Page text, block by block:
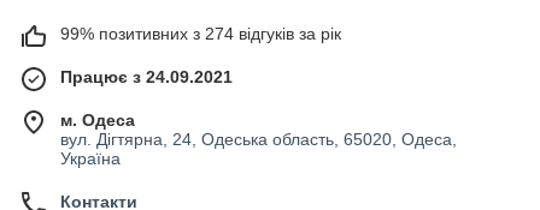
99% позитивних з 274 відгуків за рік
Працює з 24.09.2021
м. Одеса
вул. Дігтярна, 24, Одеська область, 65020, Одеса,
Україна
Контакти